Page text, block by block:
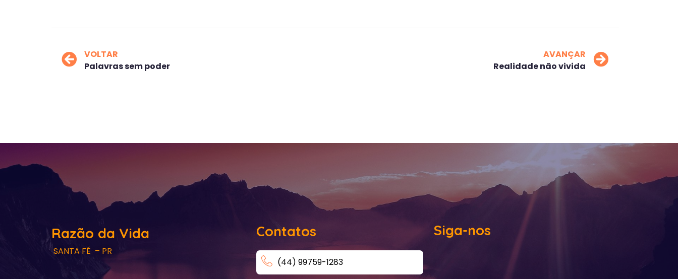
VOLTAR
Palavras sem poder
AVANÇAR
Realidade não vivida
Razão da Vida
SANTA FÉ – PR
Contatos
(44) 99759-1283
Siga-nos